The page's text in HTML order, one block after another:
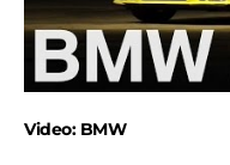
Video: BMW